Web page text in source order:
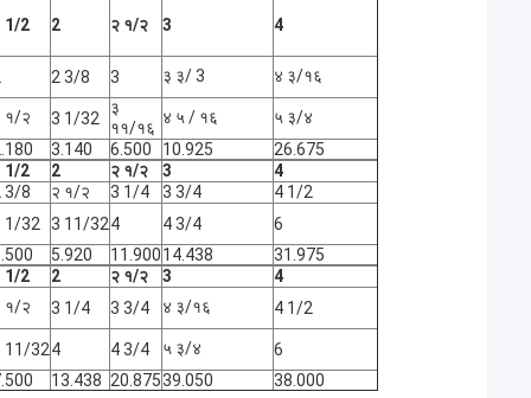
1/2 2 २ १/२ 3 4
2 3/8 3 ३ ३/ 3 ४ ३/१६
१/२ 3 1/32
३
११/१६
४ ५ / १६
५ ३/४
3.140 6.500 10.925 26.675
1/2 2 २ १/२ 3
4
3/8 २ १/२ 3 1/4 3 3/4
4 1/2
1/32 3 11/324 4 3/4
6
5.920 11.90014.438 31.975
1/2 2 २ १/२ 3
4
१/२ 3 1/4 3 3/4 ४ ३/१६ 4 1/2
11/324 4 3/4 ५ ३/४
6
13.438 20.87539.050
38.000